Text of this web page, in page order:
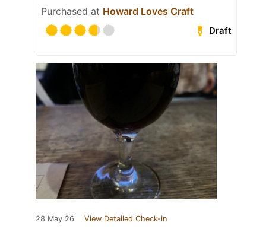
Purchased at Howard Loves Craft
Draft
28 May 26 View Detailed Check-in